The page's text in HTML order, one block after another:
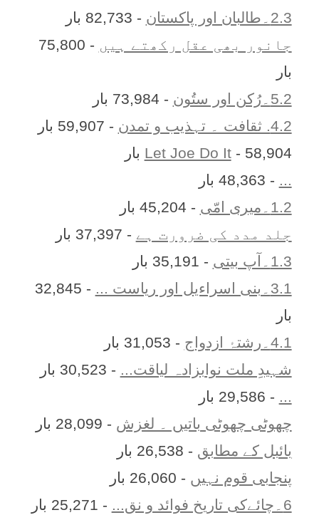
2.3۔طالبان اور پاکستان
- 82,733 بار
جانور بھی عقل رکھتے ہیں
- 75,800
بار
5.2۔رُکن اور ستُون
- 73,984 بار
4.2. ثقافت ۔ تہذیب و تمدن
- 59,907 بار
Let Joe Do It- 58,904 بار
... - 48,363 بار
1.2۔میری امّی
- 45,204 بار
جلد مدد کی ضرورت ہے - 37,397 بار
1.3۔آپ بیتی
- 35,191 بار
3.1۔بنی اسراءیل اور ریاست ...
- 32,845
بار
4.1۔رشتۂ ازدواج
- 31,053 بار
شہیدِ ملت نوابزادہ لیاقت... - 30,523 بار
... - 29,586 بار
چھوٹی چھوٹی باتیں ۔ لغزش - 28,099 بار
بائبل کے مطابق - 26,538 بار
پنجابی قوم نہیں - 26,060 بار
6۔چائےکی تاریخ فوائد و نق...
- 25,271 بار